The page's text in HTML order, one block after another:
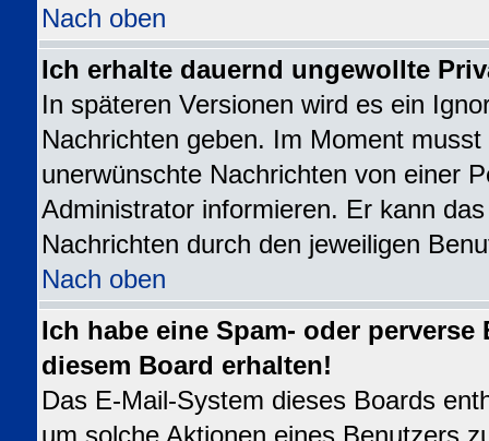
Nach oben
Ich erhalte dauernd ungewollte
In späteren Versionen wird es ein
Nachrichten geben. Im Moment
unerwünschte Nachrichten von einer
Administrator informieren. Er kann
Nachrichten durch den jeweiligen
Nach oben
Ich habe eine Spam- oder
diesem Board erhalten!
Das E-Mail-System dieses Boards